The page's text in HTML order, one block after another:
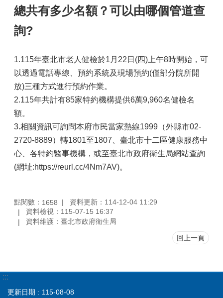
總共有多少名額？可以由哪個管道查
詢?
1.115年臺北市老人健檢於1月22日(四)上午8時開始，可
以透過電話專線、預約系統及現場預約(僅部分院所開
放)三種方式進行預約作業。
2.115年共計有85家特約機構提供6萬9,960名健檢名
額。
3.相關資訊可詢問本府市民當家熱線1999（外縣市02-
2720-8889）轉1801至1807、臺北市十二區健康服務中
心、各特約醫事機構，或至臺北市政府衛生局網站查詢
(網址:https://reurl.cc/4Nm7AV)。
點閱數： 1658
資料更新：114-12-04 11:29
資料檢視：115-07-15 16:37
資料維護：臺北市政府衛生局
回上一頁
:::
更新日期 115-08-08